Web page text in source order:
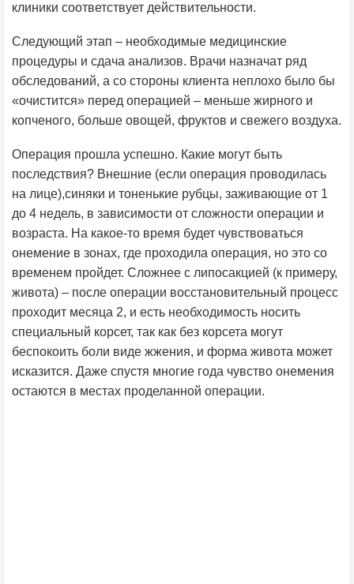
клиники соответствует действительности.
Следующий этап – необходимые медицинские
процедуры и сдача анализов. Врачи назначат ряд
обследований, а со стороны клиента неплохо было бы
«очистится» перед операцией – меньше жирного и
копченого, больше овощей, фруктов и свежего воздуха.
Операция прошла успешно. Какие могут быть
последствия? Внешние (если операция проводилась
на лице),синяки и тоненькие рубцы, заживающие от 1
до 4 недель, в зависимости от сложности операции и
возраста. На какое-то время будет чувствоваться
онемение в зонах, где проходила операция, но это со
временем пройдет. Сложнее с липосакцией (к примеру,
живота) – после операции восстановительный процесс
проходит месяца 2, и есть необходимость носить
специальный корсет, так как без корсета могут
беспокоить боли виде жжения, и форма живота может
исказится. Даже спустя многие года чувство онемения
остаются в местах проделанной операции.